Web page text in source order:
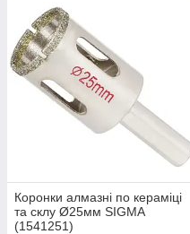
Коронки алмазні по кераміці
та склу Ø25мм SIGMA
(1541251)